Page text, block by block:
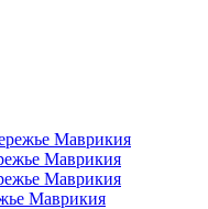
Маврикия
Маврикия
Маврикия
Маврикия